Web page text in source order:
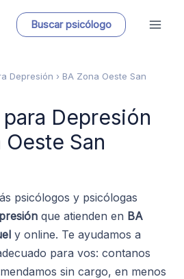
Buscar psicólogo
Depresión › BA Zona Oeste San
Depresión
San
psicólogos y psicólogas
que atienden en BA
y online. Te ayudamos a
para vos: contanos
sin cargo, en menos